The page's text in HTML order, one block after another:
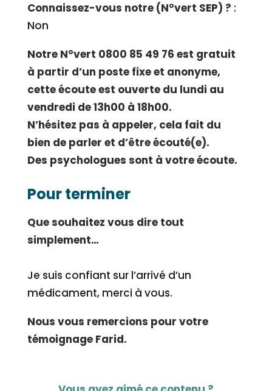
Connaissez-vous notre (N°vert SEP) ? :
Non
Notre N°vert 0800 85 49 76 est gratuit
à partir d’un poste fixe et anonyme,
cette écoute est ouverte du lundi au
vendredi de 13h00 à 18h00.
N’hésitez pas à appeler, cela fait du
bien de parler et d’être écouté(e).
Des psychologues sont à votre écoute.
Pour terminer
Que souhaitez vous dire tout
simplement…
Je suis confiant sur l’arrivé d’un
médicament, merci à vous.
Nous vous remercions pour votre
témoignage Farid.